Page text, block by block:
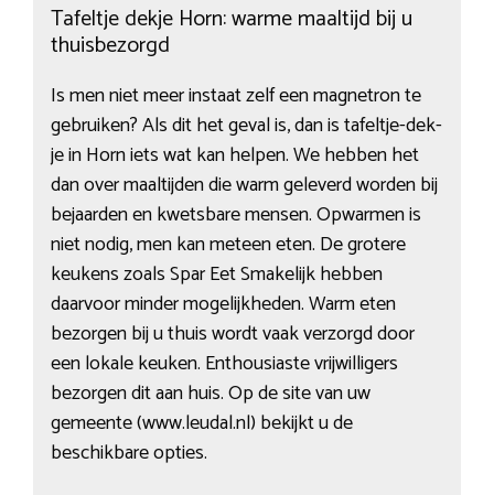
Tafeltje dekje Horn: warme maaltijd bij u
thuisbezorgd
Is men niet meer instaat zelf een magnetron te
gebruiken? Als dit het geval is, dan is tafeltje-dek-
je in Horn iets wat kan helpen. We hebben het
dan over maaltijden die warm geleverd worden bij
bejaarden en kwetsbare mensen. Opwarmen is
niet nodig, men kan meteen eten. De grotere
keukens zoals Spar Eet Smakelijk hebben
daarvoor minder mogelijkheden. Warm eten
bezorgen bij u thuis wordt vaak verzorgd door
een lokale keuken. Enthousiaste vrijwilligers
bezorgen dit aan huis. Op de site van uw
gemeente (www.leudal.nl) bekijkt u de
beschikbare opties.